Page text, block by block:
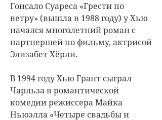
Гонсало Суареса «Грести по
ветру» (вышла в 1988 году) у Хью
начался многолетний роман с
партнершей по фильму, актрисой
Элизабет Хёрли.
В 1994 году Хью Грант сыграл
Чарльза в романтической
комедии режиссера Майка
Ньюэлла «Четыре свадьбы и